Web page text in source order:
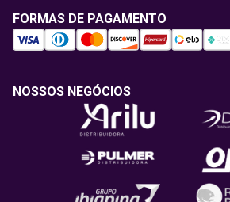
FORMAS DE PAGAMENTO
NOSSOS NEGÓCIOS